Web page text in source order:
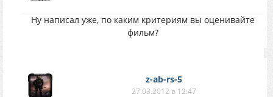
Ну написал уже, по каким критериям вы оценивайте
фильм?
z-ab-rs-5
27.03.2012 в 12:47